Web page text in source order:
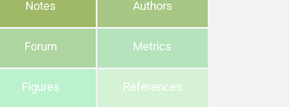
Notes Authors
Forum Metrics
Figures References